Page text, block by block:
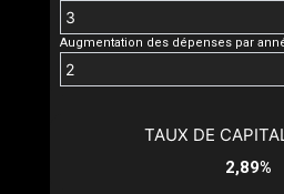
Augmentation des dépenses par
TAUX DE
2,89%